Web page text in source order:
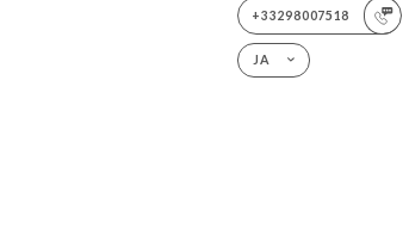
+33298007518
JA